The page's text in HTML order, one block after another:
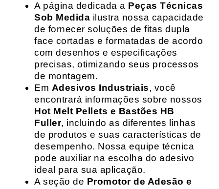
A página dedicada a Peças Técnicas
Sob Medida ilustra nossa capacidade
de fornecer soluções de fitas dupla
face cortadas e formatadas de acordo
com desenhos e especificações
precisas, otimizando seus processos
de montagem.
Em Adesivos Industriais, você
encontrará informações sobre nossos
Hot Melt Pellets e Bastões HB
Fuller, incluindo as diferentes linhas
de produtos e suas características de
desempenho. Nossa equipe técnica
pode auxiliar na escolha do adesivo
ideal para sua aplicação.
A seção de Promotor de Adesão e